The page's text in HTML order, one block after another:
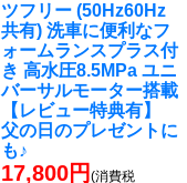
ツフリー (50Hz60Hz
共有) 洗車に便利なフ
ォームランスプラス付
き 高水圧8.5MPa ユニ
バーサルモーター搭載
【レビュー特典有】
父の日のプレゼントに
も♪
17,800円(消費税